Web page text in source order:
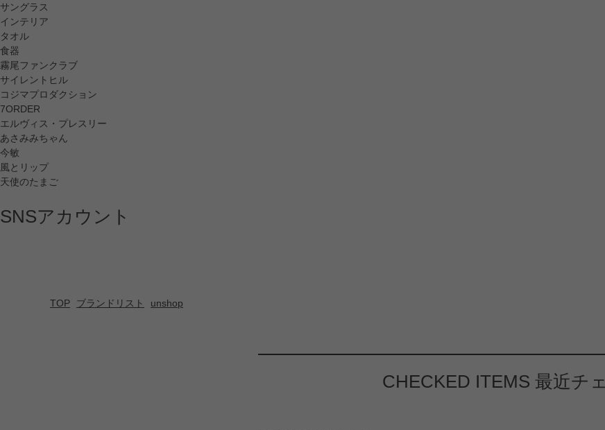
サングラス
インテリア
タオル
食器
霧尾ファンクラブ
サイレントヒル
コジマプロダクション
7ORDER
エルヴィス・プレスリー
あさみみちゃん
今敏
風とリップ
天使のたまご
SNSアカウント
TOP ブランドリスト unshop
CHECKED ITEMS 最近チ